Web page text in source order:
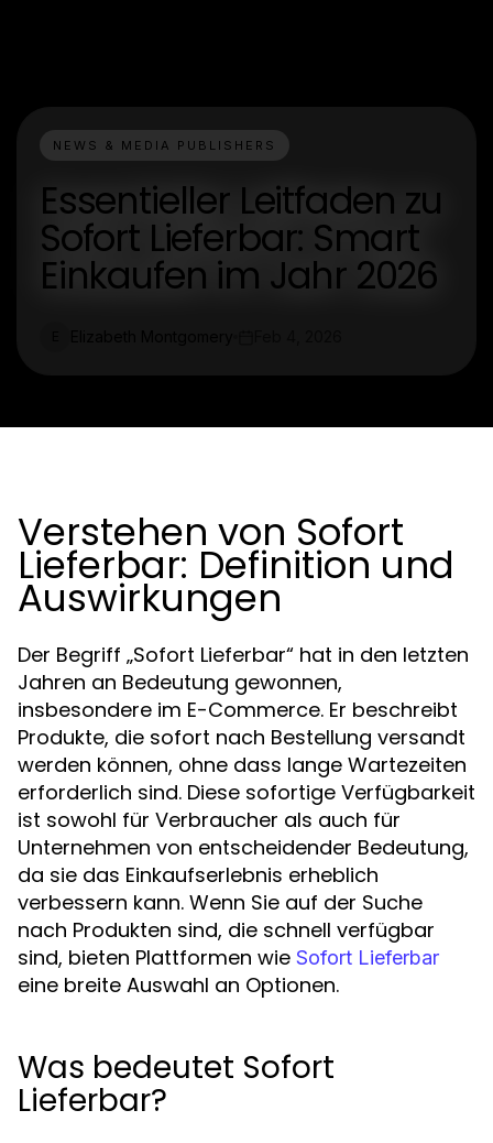
NEWS & MEDIA PUBLISHERS
Essentieller Leitfaden zu
Sofort Lieferbar: Smart
Einkaufen im Jahr 2026
Verstehen von Sofort
Lieferbar: Definition und
Auswirkungen
Der Begriff „Sofort Lieferbar“ hat in den letzten
Jahren an Bedeutung gewonnen,
insbesondere im E-Commerce. Er beschreibt
Produkte, die sofort nach Bestellung versandt
werden können, ohne dass lange Wartezeiten
erforderlich sind. Diese sofortige Verfügbarkeit
ist sowohl für Verbraucher als auch für
Unternehmen von entscheidender Bedeutung,
da sie das Einkaufserlebnis erheblich
verbessern kann. Wenn Sie auf der Suche
nach Produkten sind, die schnell verfügbar
sind, bieten Plattformen wie Sofort Lieferbar
eine breite Auswahl an Optionen.
Was bedeutet Sofort
Lieferbar?